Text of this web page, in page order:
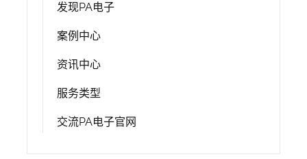
发现PA电子
案例中心
资讯中心
服务类型
交流PA电子官网